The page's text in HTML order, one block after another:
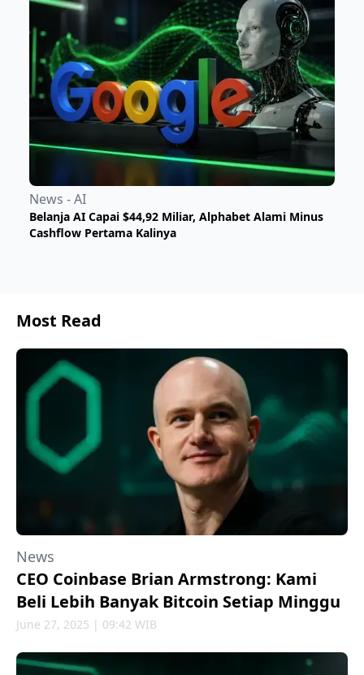
News - AI
Belanja AI Capai $44,92 Miliar, Alphabet Alami Minus
Cashflow Pertama Kalinya
Most Read
News
CEO Coinbase Brian Armstrong: Kami
Beli Lebih Banyak Bitcoin Setiap Minggu
June 27, 2025 | 09:42 WIB